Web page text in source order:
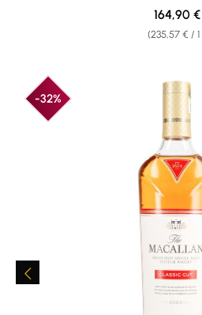
(235,57 € / 1
Regular
164,90 €
-32%